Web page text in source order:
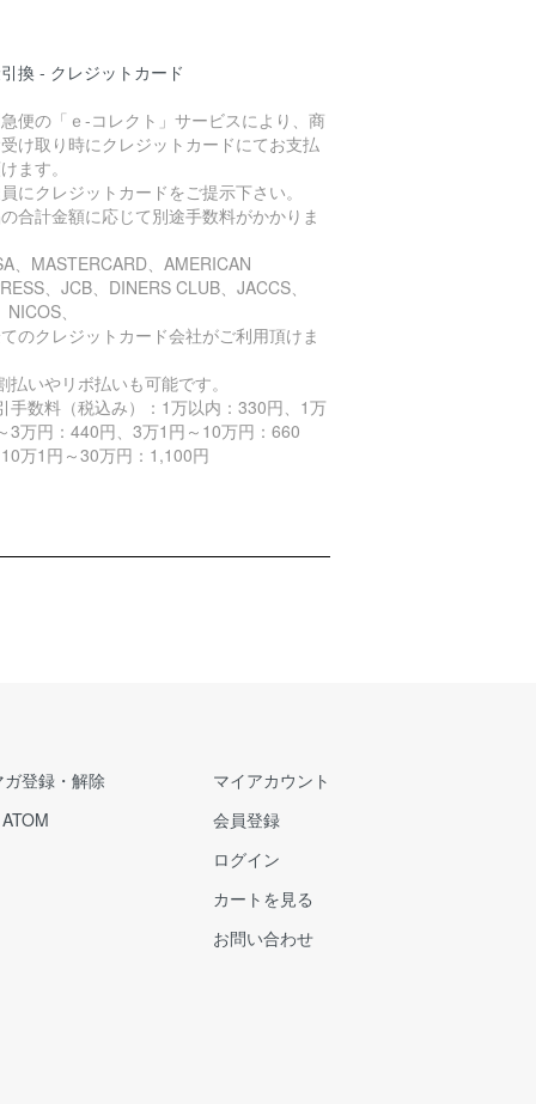
換 - クレジットカード
便の「ｅ-コレクト」サービスにより、商
け取り時にクレジットカードにてお支払
ます。
にクレジットカードをご提示下さい。
合計金額に応じて別途手数料がかかりま
、MASTERCARD、AMERICAN
、JCB、DINERS CLUB、JACCS、
NICOS、
のクレジットカード会社がご利用頂けま
払いやリボ払いも可能です。
手数料（税込み）：1万以内：330円、1万
3万円：440円、3万1円～10万円：660
万1円～30万円：1,100円
ガ登録・解除
ATOM
マイアカウント
会員登録
ログイン
カートを見る
お問い合わせ